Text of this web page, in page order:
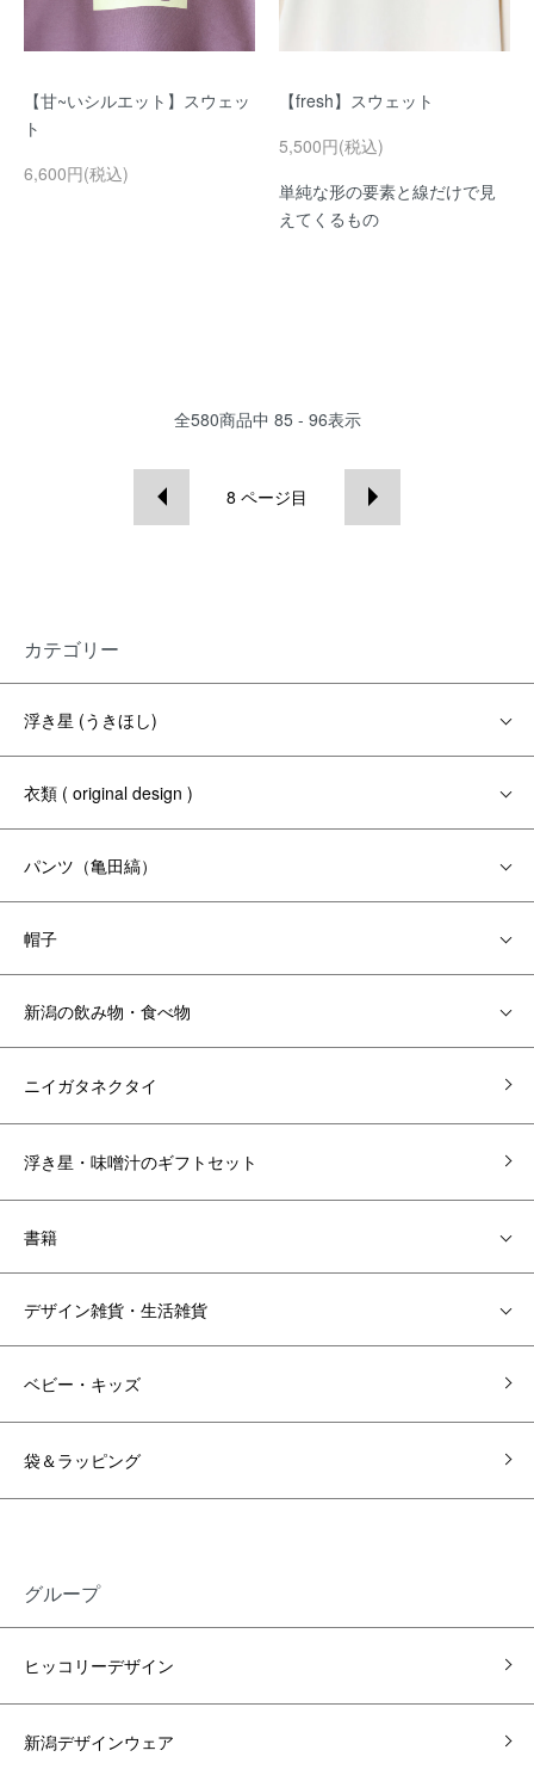
【甘~いシルエット】スウェッ
ト
6,600円(税込)
【fresh】スウェット
5,500円(税込)
単純な形の要素と線だけで見
えてくるもの
全580商品中 85 - 96表示
8 ページ目
カテゴリー
浮き星 (うきほし)
衣類 ( original design )
パンツ（亀田縞）
帽子
新潟の飲み物・食べ物
ニイガタネクタイ
浮き星・味噌汁のギフトセット
書籍
デザイン雑貨・生活雑貨
ベビー・キッズ
袋＆ラッピング
グループ
ヒッコリーデザイン
新潟デザインウェア